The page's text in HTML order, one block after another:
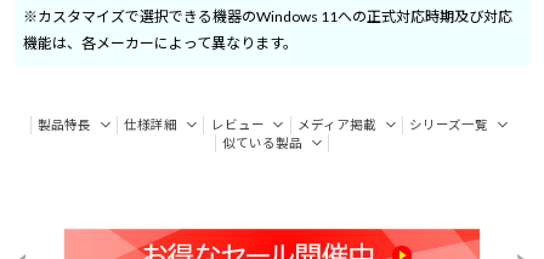
※カスタマイズで選択できる機器のWindows 11への正式対応時期及び対応
機能は、各メーカーによって異なります。
製品特長 仕様詳細 レビュー メディア掲載
シリーズ一覧
似ている製品